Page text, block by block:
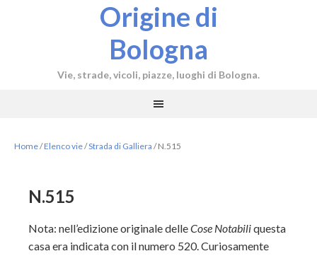
Origine di
Bologna
Vie, strade, vicoli, piazze, luoghi di Bologna.
Home/Elenco vie/Strada di Galliera /N.515
N.515
Nota: nell’edizione originale delleCose Notabiliquesta
casa era indicata con il numero 520. Curiosamente